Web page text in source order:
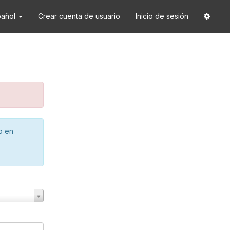
Crear cuenta de usuario Inicio de sesión
en